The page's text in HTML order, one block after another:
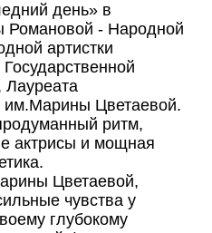
день» в
Романовой - Народной
артистки
Лауреата
им.Марины Цветаевой.
ритм,
актрисы и мощная
Цветаевой,
чувства у
глубокому